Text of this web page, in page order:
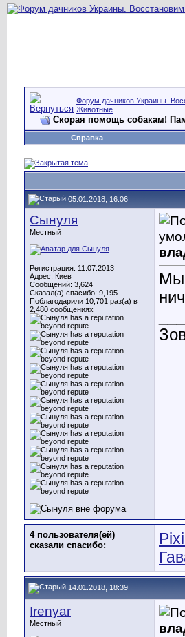
Форум дачников Украины.
Животные
Скорая помощь собакам!
Справка
05.01.2018, 16:06
Сынуля
Местный
Регистрация: 11.07.2013
Адрес: Киев
Сообщений: 3,624
Сказал(а) спасибо: 9,195
Поблагодарили 10,701 раз(а) в
2,480 сообщениях
Мы
4 пользователя(ей)
сказали cпасибо:
14.01.2018, 18:39
Irenyar
Местный